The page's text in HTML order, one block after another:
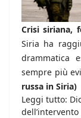
Crisi siriana,
Siria ha
drammatica
sempre più
russa in Siria)
Leggi tutto: